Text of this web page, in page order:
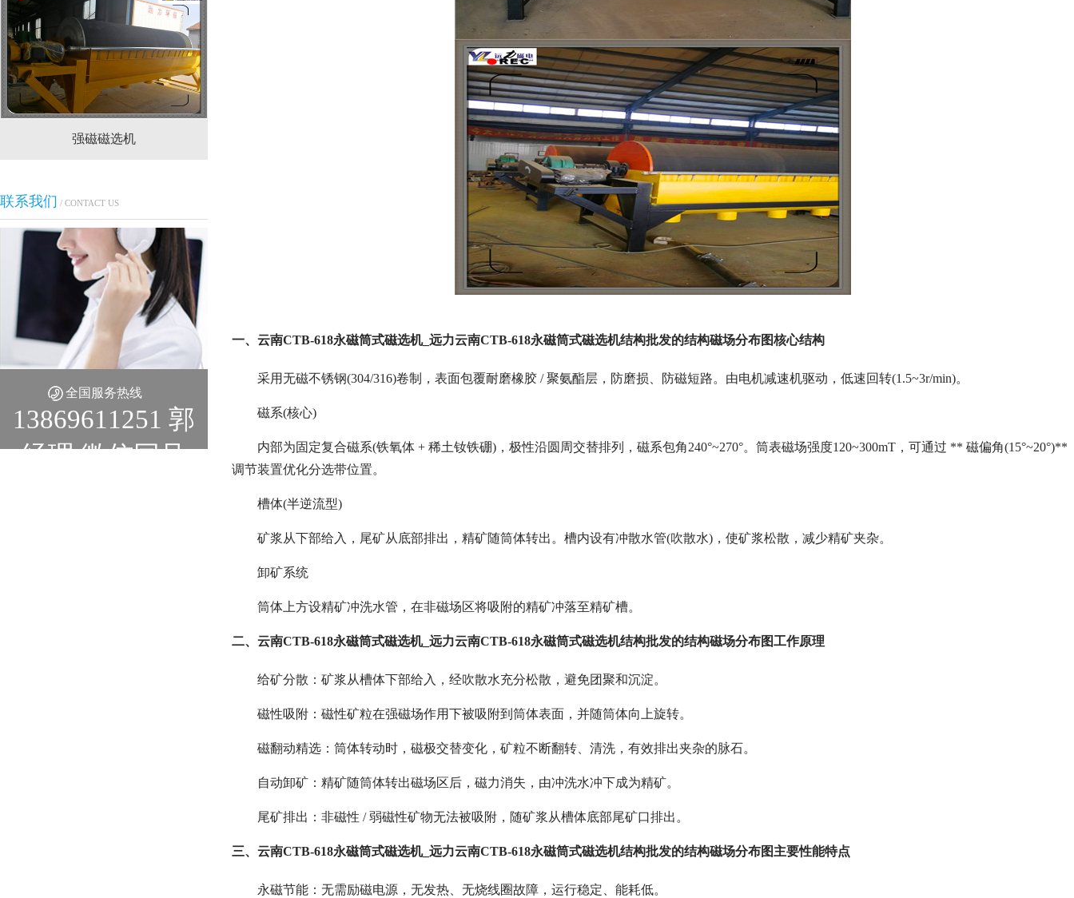
强磁磁选机 稀土永磁辊式强磁选机 RCT系列全磁永磁滚筒
联系我们 / CONTACT US
全国服务热线
13869611251 郭
经理 微信同号
一、云南CTB-618永磁筒式磁选机_远力云南CTB-618永磁筒式磁选机结构批发的结构磁场分布图核心结构
采用无磁不锈钢(304/316)卷制，表面包覆耐磨橡胶 / 聚氨酯层，防磨损、防磁短路。由电机减速机驱动，低速回转(1.5~3r/min)。
磁系(核心)
内部为固定复合磁系(铁氧体 + 稀土钕铁硼)，极性沿圆周交替排列，磁系包角240°~270°。筒表磁场强度120~300mT，可通过 ** 磁偏角(15°~20°)**
调节装置优化分选带位置。
槽体(半逆流型)
矿浆从下部给入，尾矿从底部排出，精矿随筒体转出。槽内设有冲散水管(吹散水)，使矿浆松散，减少精矿夹杂。
卸矿系统
筒体上方设精矿冲洗水管，在非磁场区将吸附的精矿冲落至精矿槽。
二、云南CTB-618永磁筒式磁选机_远力云南CTB-618永磁筒式磁选机结构批发的结构磁场分布图工作原理
给矿分散：矿浆从槽体下部给入，经吹散水充分松散，避免团聚和沉淀。
磁性吸附：磁性矿粒在强磁场作用下被吸附到筒体表面，并随筒体向上旋转。
磁翻动精选：筒体转动时，磁极交替变化，矿粒不断翻转、清洗，有效排出夹杂的脉石。
自动卸矿：精矿随筒体转出磁场区后，磁力消失，由冲洗水冲下成为精矿。
尾矿排出：非磁性 / 弱磁性矿物无法被吸附，随矿浆从槽体底部尾矿口排出。
三、云南CTB-618永磁筒式磁选机_远力云南CTB-618永磁筒式磁选机结构批发的结构磁场分布图主要性能特点
永磁节能：无需励磁电源，无发热、无烧线圈故障，运行稳定、能耗低。